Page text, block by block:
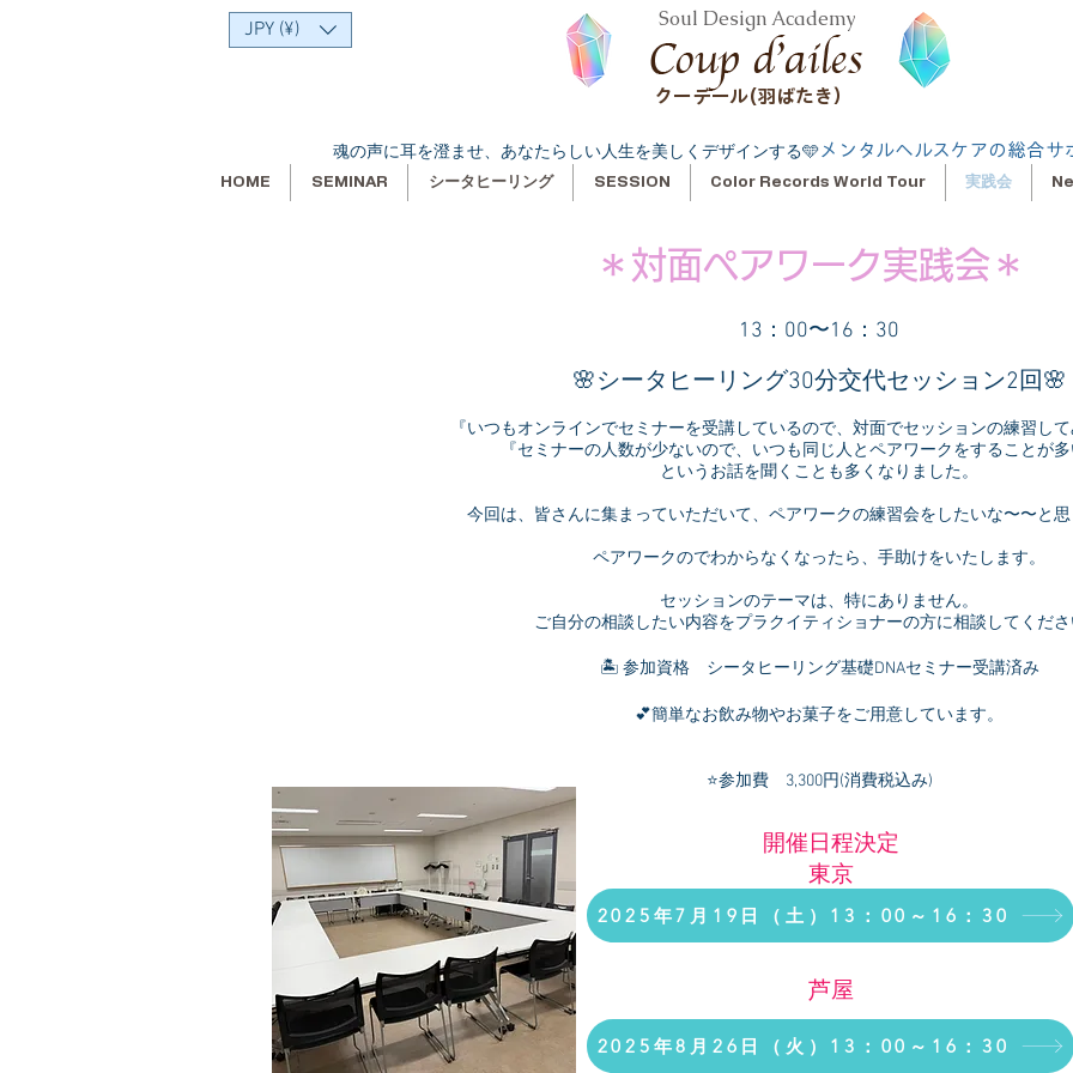
JPY (¥) Soul Design Academy
クーデール(羽ばたき）
魂の声に耳を澄ませ、あなたらしい人生を美しくデザインする🩵 メンタルヘルスケアの総合
HOME SEMINAR シータヒーリング SESSION Color Records World Tour 実践会
＊対面ペアワーク実践会＊
13：00〜16：30
🌸シータヒーリング30分交代セッション2回🌸
『いつもオンラインでセミナーを受講しているので、対面でセッションの練習し
『セミナーの人数が少ないので、いつも同じ人とペアワークをすることが
というお話を聞くことも多くなりました。
今回は、皆さんに集まっていただいて、ペアワークの練習会をしたいな〜〜と
ペアワークのでわからなくなったら、手助けをいたします。
セッションのテーマは、特にありません。
ご自分の相談したい内容をプラクイティショナーの方に相談してくだ
🏝️ 参加資格 シータヒーリング基礎DNAセミナー受講済み
💕簡単なお飲み物やお菓子をご用意しています。
⭐️参加費 3,300円(消費税込み)
開催日程決定
​東京
​芦屋
2025年7月19日（土）13：00～16：30
2025年8月26日（火）13：00～16：30